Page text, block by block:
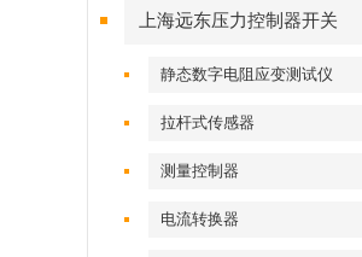
上海远东压力控制器开关
静态数字电阻应变测试仪
拉杆式传感器
测量控制器
电流转换器